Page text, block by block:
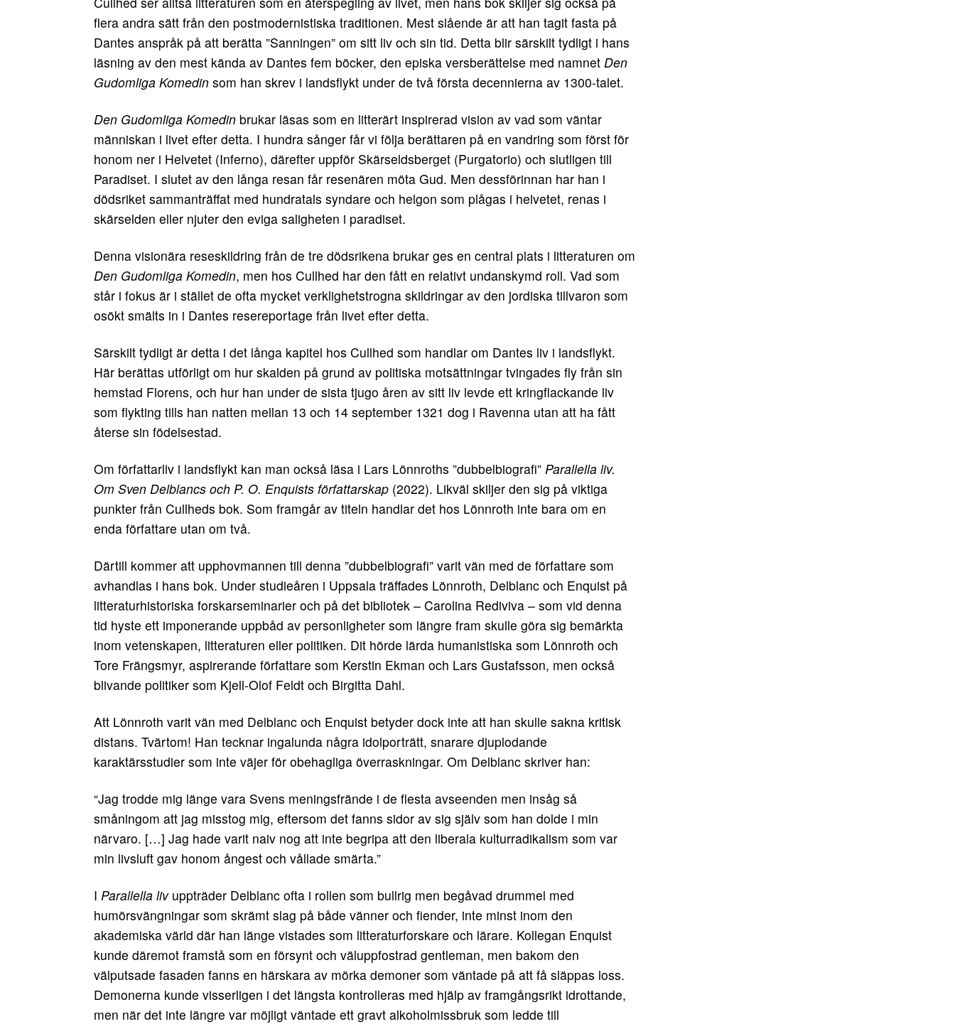
flera andra sätt från den postmodernistiska traditionen. Mest slående är att han tagit fasta på
Dantes anspråk på att berätta ”Sanningen” om sitt liv och sin tid. Detta blir särskilt tydligt i hans
läsning av den mest kända av Dantes fem böcker, den episka versberättelse med namnet Den
Gudomliga Komedin som han skrev i landsflykt under de två första decennierna av 1300-talet.
Den Gudomliga Komedin brukar läsas som en litterärt inspirerad vision av vad som väntar
människan i livet efter detta. I hundra sånger får vi följa berättaren på en vandring som först för
honom ner i Helvetet (Inferno), därefter uppför Skärseldsberget (Purgatorio) och slutligen till
Paradiset. I slutet av den långa resan får resenären möta Gud. Men dessförinnan har han i
dödsriket sammanträffat med hundratals syndare och helgon som plågas i helvetet, renas i
skärselden eller njuter den eviga saligheten i paradiset.
Denna visionära reseskildring från de tre dödsrikena brukar ges en central plats i litteraturen om
Den Gudomliga Komedin, men hos Cullhed har den fått en relativt undanskymd roll. Vad som
står i fokus är i stället de ofta mycket verklighetstrogna skildringar av den jordiska tillvaron som
osökt smälts in i Dantes resereportage från livet efter detta.
Särskilt tydligt är detta i det långa kapitel hos Cullhed som handlar om Dantes liv i landsflykt.
Här berättas utförligt om hur skalden på grund av politiska motsättningar tvingades fly från sin
hemstad Florens, och hur han under de sista tjugo åren av sitt liv levde ett kringflackande liv
som flykting tills han natten mellan 13 och 14 september 1321 dog i Ravenna utan att ha fått
återse sin födelsestad.
Om författarliv i landsflykt kan man också läsa i Lars Lönnroths ”dubbelbiografi” Parallella liv.
Om Sven Delblancs och P. O. Enquists författarskap (2022). Likväl skiljer den sig på viktiga
punkter från Cullheds bok. Som framgår av titeln handlar det hos Lönnroth inte bara om en
enda författare utan om två.
Därtill kommer att upphovmannen till denna ”dubbelbiografi” varit vän med de författare som
avhandlas i hans bok. Under studieåren i Uppsala träffades Lönnroth, Delblanc och Enquist på
litteraturhistoriska forskarseminarier och på det bibliotek – Carolina Rediviva – som vid denna
tid hyste ett imponerande uppbåd av personligheter som längre fram skulle göra sig bemärkta
inom vetenskapen, litteraturen eller politiken. Dit hörde lärda humanistiska som Lönnroth och
Tore Frängsmyr, aspirerande författare som Kerstin Ekman och Lars Gustafsson, men också
blivande politiker som Kjell-Olof Feldt och Birgitta Dahl.
Att Lönnroth varit vän med Delblanc och Enquist betyder dock inte att han skulle sakna kritisk
distans. Tvärtom! Han tecknar ingalunda några idolporträtt, snarare djuplodande
karaktärsstudier som inte väjer för obehagliga överraskningar. Om Delblanc skriver han:
“Jag trodde mig länge vara Svens meningsfrände i de flesta avseenden men insåg så
småningom att jag misstog mig, eftersom det fanns sidor av sig själv som han dolde i min
närvaro. […] Jag hade varit naiv nog att inte begripa att den liberala kulturradikalism som var
min livsluft gav honom ångest och vållade smärta.”
I Parallella livuppträder Delblanc ofta i rollen som bullrig men begåvad drummel med
humörsvängningar som skrämt slag på både vänner och fiender, inte minst inom den
akademiska värld där han länge vistades som litteraturforskare och lärare. Kollegan Enquist
kunde däremot framstå som en försynt och väluppfostrad gentleman, men bakom den
välputsade fasaden fanns en härskara av mörka demoner som väntade på att få släppas loss.
Demonerna kunde visserligen i det längsta kontrolleras med hjälp av framgångsrikt idrottande,
men när det inte längre var möjligt väntade ett gravt alkoholmissbruk som ledde till